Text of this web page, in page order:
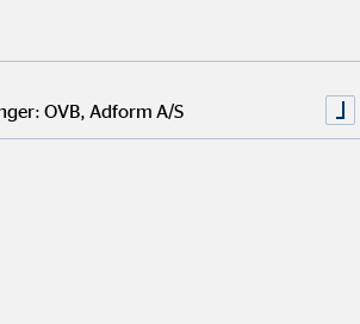
langweiligen 9-to-5 Job hast und
möchtest, aber trotzdem mit
Kollegen zusammenarbeiten
genau richtig.
OVB, Adform A/S